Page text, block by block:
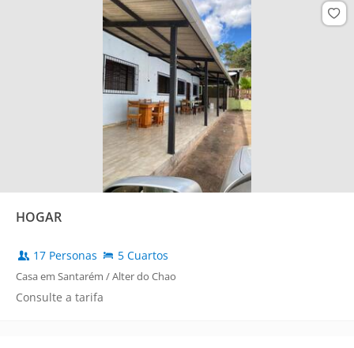
HOGAR
17 Personas 5 Cuartos
Casa em Santarém / Alter do Chao
Consulte a tarifa